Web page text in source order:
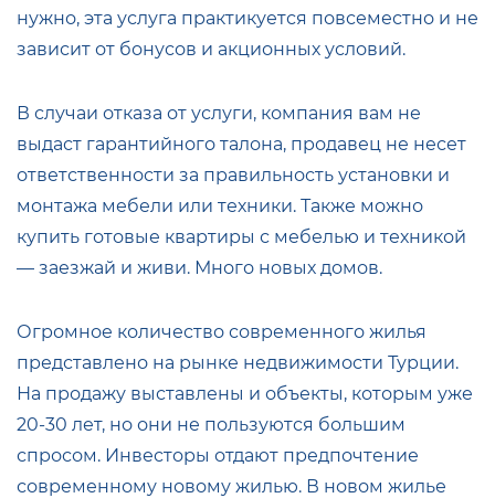
нужно, эта услуга практикуется повсеместно и не
зависит от бонусов и акционных условий.
В случаи отказа от услуги, компания вам не
выдаст гарантийного талона, продавец не несет
ответственности за правильность установки и
монтажа мебели или техники. Также можно
купить готовые квартиры с мебелью и техникой
— заезжай и живи. Много новых домов.
Огромное количество современного жилья
представлено на рынке недвижимости Турции.
На продажу выставлены и объекты, которым уже
20-30 лет, но они не пользуются большим
спросом. Инвесторы отдают предпочтение
современному новому жилью. В новом жилье